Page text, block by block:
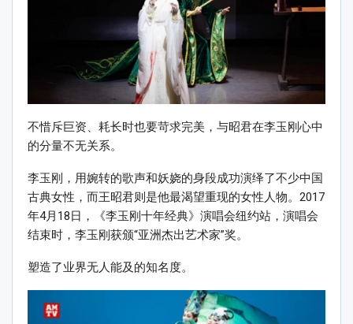
不惜斥巨资、耗长时也要苛求完美，与昭君在李玉刚心中
的分量不无关系。
李玉刚，用婉转的歌声和妖娆的身段成功演绎了不少中国
古典女性，而王昭君则是他最渴望重现的女性人物。2017
年4月18日，《李玉刚十年经典》演唱会纽约站，演唱会
结束时，李玉刚获颁“亚洲杰出艺术家”奖。
塑造了业界无人能及的知名度。